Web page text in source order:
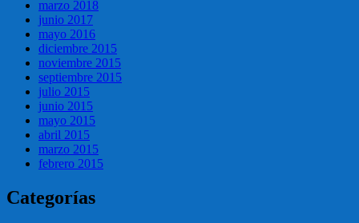
marzo 2018
junio 2017
mayo 2016
diciembre 2015
noviembre 2015
septiembre 2015
julio 2015
junio 2015
mayo 2015
abril 2015
marzo 2015
febrero 2015
Categorías